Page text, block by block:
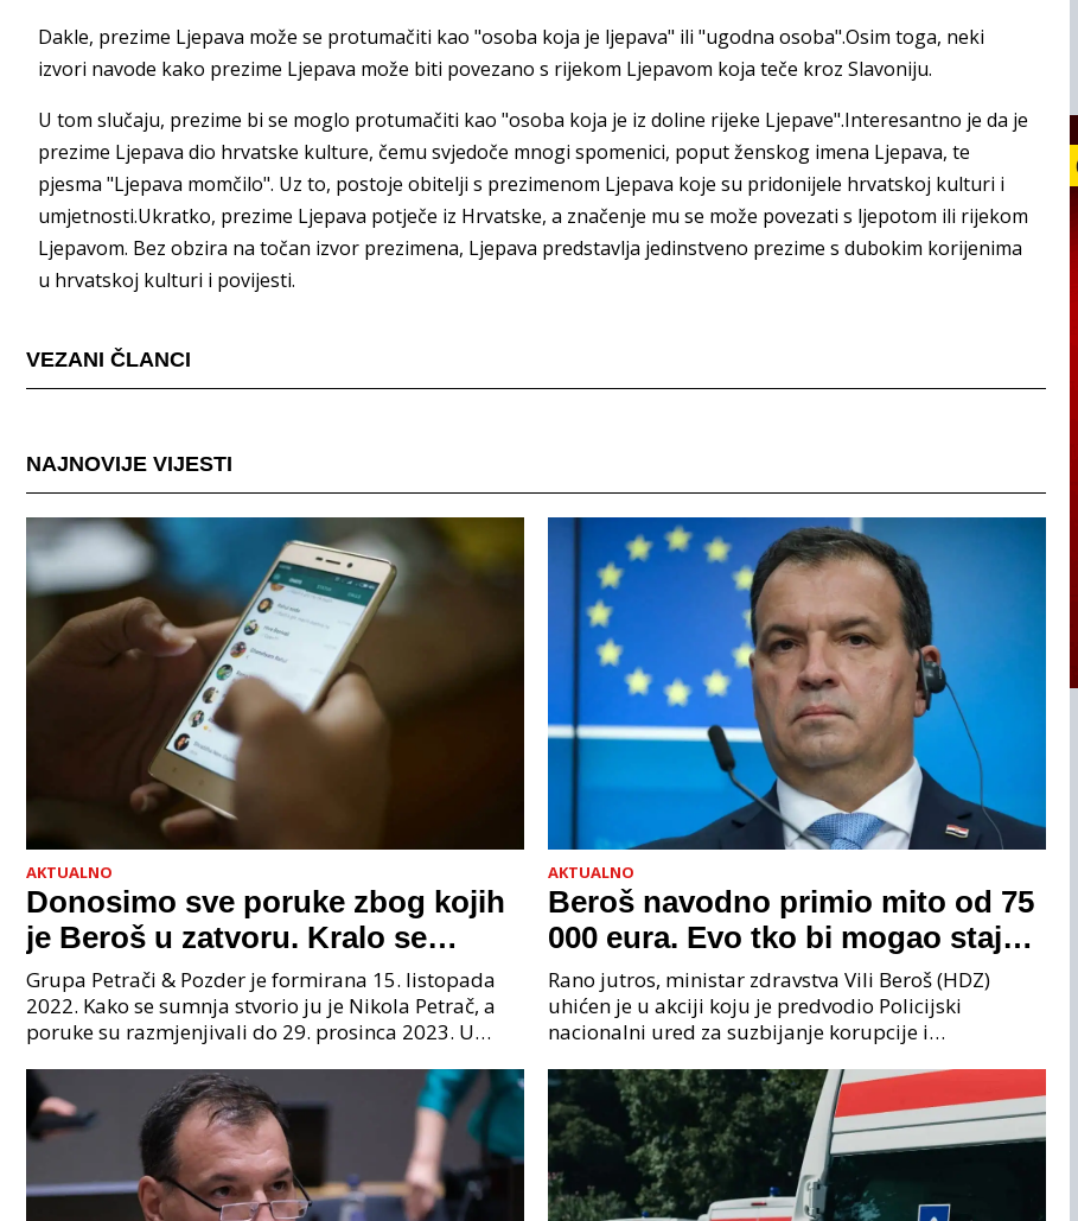
Dakle, prezime Ljepava može se protumačiti kao "osoba koja je ljepava" ili "ugodna osoba".Osim toga, neki
izvori navode kako prezime Ljepava može biti povezano s rijekom Ljepavom koja teče kroz Slavoniju.
U tom slučaju, prezime bi se moglo protumačiti kao "osoba koja je iz doline rijeke Ljepave".Interesantno je da je
prezime Ljepava dio hrvatske kulture, čemu svjedoče mnogi spomenici, poput ženskog imena Ljepava, te
pjesma "Ljepava momčilo". Uz to, postoje obitelji s prezimenom Ljepava koje su pridonijele hrvatskoj kulturi i
umjetnosti.Ukratko, prezime Ljepava potječe iz Hrvatske, a značenje mu se može povezati s ljepotom ili rijekom
Ljepavom. Bez obzira na točan izvor prezimena, Ljepava predstavlja jedinstveno prezime s dubokim korijenima
u hrvatskoj kulturi i povijesti.
VEZANI ČLANCI
NAJNOVIJE VIJESTI
AKTUALNO
Donosimo sve poruke zbog kojih
je Beroš u zatvoru. Kralo se
godinama. Tko će iz vlade biti
sljedeći uhićen?
Grupa Petrači & Pozder je formirana 15. listopada
2022. Kako se sumnja stvorio ju je Nikola Petrač, a
poruke su razmjenjivali do 29. prosinca 2023. U
AKTUALNO
Beroš navodno primio mito od 75
000 eura. Evo tko bi mogao stajati
na čelu zločinačkog udruženja
Rano jutros, ministar zdravstva Vili Beroš (HDZ)
uhićen je u akciji koju je predvodio Policijski
nacionalni ured za suzbijanje korupcije i
priopćenju USKOK